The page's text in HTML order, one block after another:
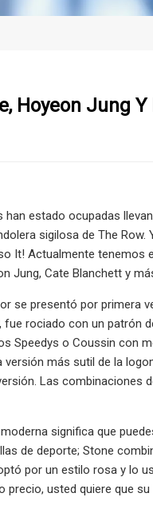
Hoyeon Jung
estado ocupadas
sigilosa de The
It! Actualmente tenemos
Jung, Cate Blanchett y
se presentó por primera
rociado con un patrón
Speedys o Coussin con
más sutil de la
Las combinaciones
significa que
de deporte; Stone
por un estilo rosa y lo
usted quiere que